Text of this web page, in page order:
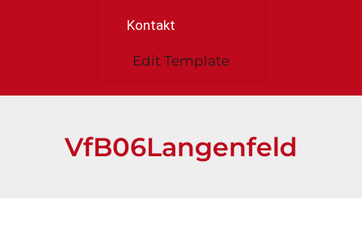
Kontakt
Edit Template
VfB06Langenfeld